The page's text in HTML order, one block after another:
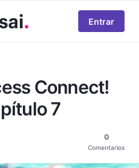
Entrar
Connect!
7
0
Comentarios